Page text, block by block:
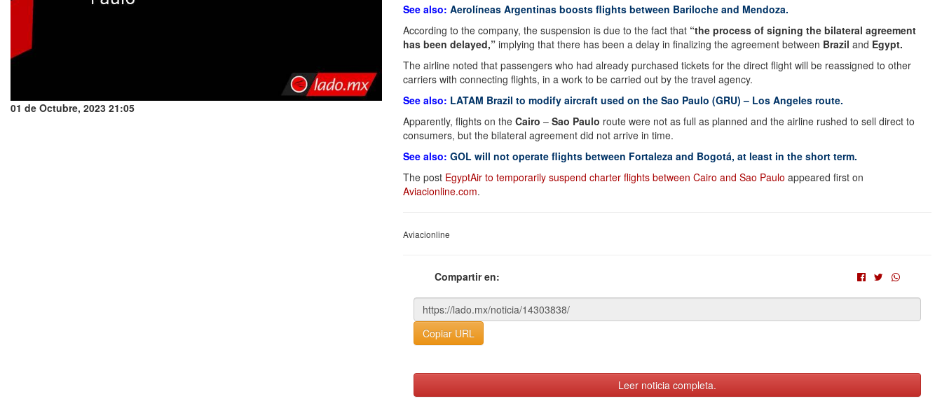
01 de Octubre, 2023 21:05
See also: Aerolíneas Argentinas boosts flights between Bariloche and Mendoza.
According to the company, the suspension is due to the fact that “the process of signing the bilateral agreement
has been delayed,” implying that there has been a delay in finalizing the agreement between Brazil and Egypt.
The airline noted that passengers who had already purchased tickets for the direct flight will be reassigned to other
carriers with connecting flights, in a work to be carried out by the travel agency.
See also: LATAM Brazil to modify aircraft used on the Sao Paulo (GRU) – Los Angeles route.
Apparently, flights on the Cairo – Sao Paulo route were not as full as planned and the airline rushed to sell direct to
consumers, but the bilateral agreement did not arrive in time.
See also: GOL will not operate flights between Fortaleza and Bogotá, at least in the short term.
The post EgyptAir to temporarily suspend charter flights between Cairo and Sao Paulo appeared first on
Aviacionline.com.
Aviacionline
Compartir en:
Copiar URL
Leer noticia completa.